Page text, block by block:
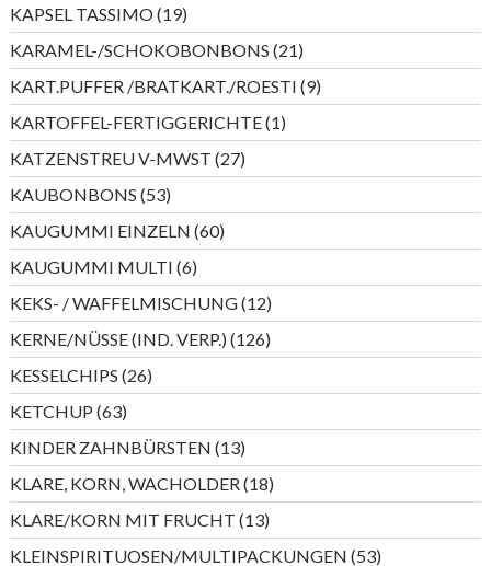
KAPSEL TASSIMO 1919
Produkte
KARAMEL-/SCHOKOBONBONS 2121
Produkte
KART.PUFFER /BRATKART./ROESTI 99
Produkte
KARTOFFEL-FERTIGGERICHTE 11
Produkt
KATZENSTREU V-MWST 2727
Produkte
KAUBONBONS 5353
Produkte
KAUGUMMI EINZELN 6060
Produkte
KAUGUMMI MULTI 66
Produkte
KEKS- / WAFFELMISCHUNG 1212
Produkte
KERNE/NÜSSE (IND. VERP.) 126126
Produkte
KESSELCHIPS 2626
Produkte
KETCHUP 6363
Produkte
KINDER ZAHNBÜRSTEN 1313
Produkte
KLARE, KORN, WACHOLDER 1818
Produkte
KLARE/KORN MIT FRUCHT 1313
Produkte
KLEINSPIRITUOSEN/MULTIPACKUNGEN 5353